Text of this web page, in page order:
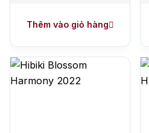
Thêm vào giỏ hàng